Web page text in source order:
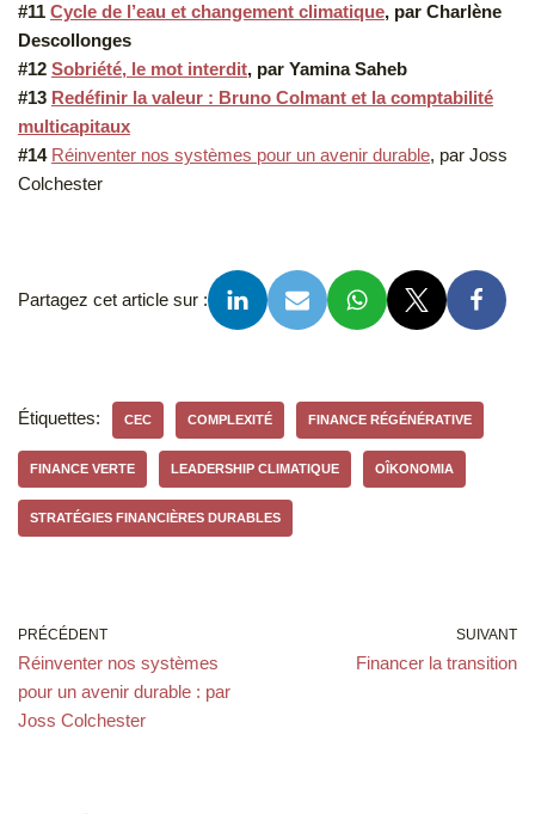
#11 Cycle de l’eau et changement climatique, par Charlène
Descollonges
#12 Sobriété, le mot interdit, par Yamina Saheb
#13 Redéfinir la valeur : Bruno Colmant et la comptabilité
multicapitaux
#14 Réinventer nos systèmes pour un avenir durable, par Joss
Colchester
Partagez cet article sur :
Étiquettes: CEC COMPLEXITÉ FINANCE RÉGÉNÉRATIVE
FINANCE VERTE LEADERSHIP CLIMATIQUE OÎKONOMIA
STRATÉGIES FINANCIÈRES DURABLES
PRÉCÉDENT
Réinventer nos systèmes
pour un avenir durable : par
Joss Colchester
SUIVANT
Financer la transition